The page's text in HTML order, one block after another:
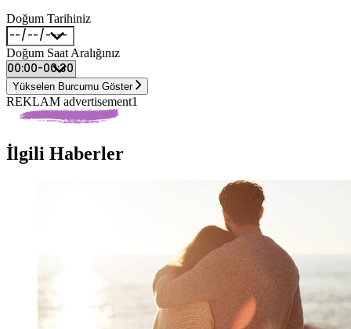
Doğum Tarihiniz
Doğum Saat Aralığınız
Yükselen Burcumu Göster
REKLAM advertisement1
İlgili Haberler